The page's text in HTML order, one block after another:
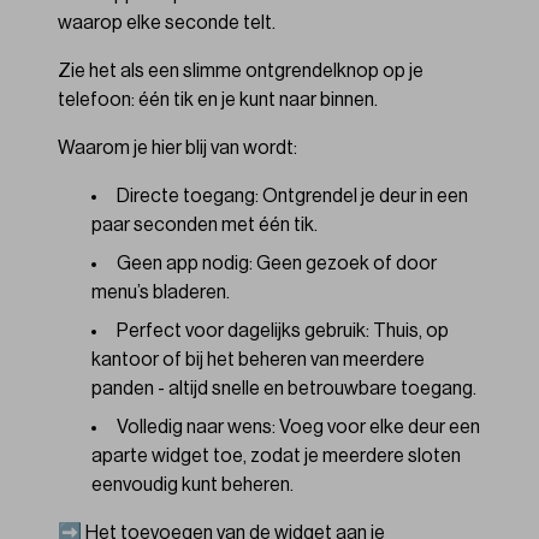
waarop elke seconde telt.
Zie het als een slimme ontgrendelknop op je
telefoon: één tik en je kunt naar binnen.
Waarom je hier blij van wordt:
Directe toegang: Ontgrendel je deur in een
paar seconden met één tik.
Geen app nodig: Geen gezoek of door
menu’s bladeren.
Perfect voor dagelijks gebruik: Thuis, op
kantoor of bij het beheren van meerdere
panden - altijd snelle en betrouwbare toegang.
Volledig naar wens: Voeg voor elke deur een
aparte widget toe, zodat je meerdere sloten
eenvoudig kunt beheren.
➡️ Het toevoegen van de widget aan je